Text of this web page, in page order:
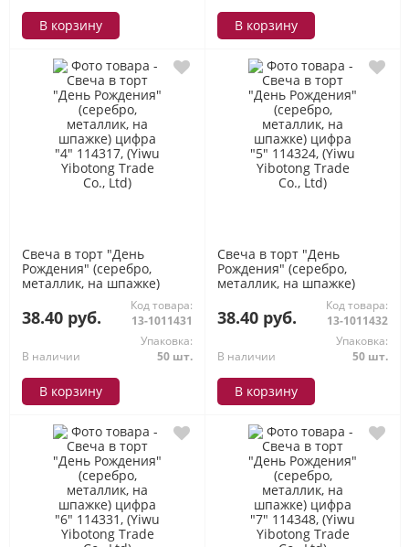
В корзину В корзину
Свеча в торт "День
Рождения" (серебро,
металлик, на шпажке)
цифра "4" 114317, (Yiwu
Yibotong Trade Co., Ltd)
38.40 руб.
Код товара:
13-1011431
В наличии
Упаковка:
50 шт.
В корзину
Свеча в торт "День
Рождения" (серебро,
металлик, на шпажке)
цифра "5" 114324, (Yiwu
Yibotong Trade Co., Ltd)
38.40 руб.
Код товара:
13-1011432
В наличии
Упаковка:
50 шт.
В корзину